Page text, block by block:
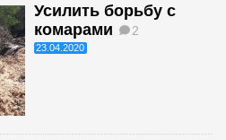
Усилить борьбу с
комарами
2
23.04.2020